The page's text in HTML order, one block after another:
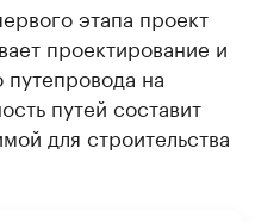
этапа проект
проектирование и
на
путей составит
для строительства